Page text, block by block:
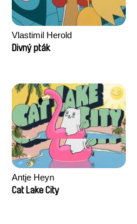
Vlastimil Herold
Divný pták
Antje Heyn
Cat Lake City